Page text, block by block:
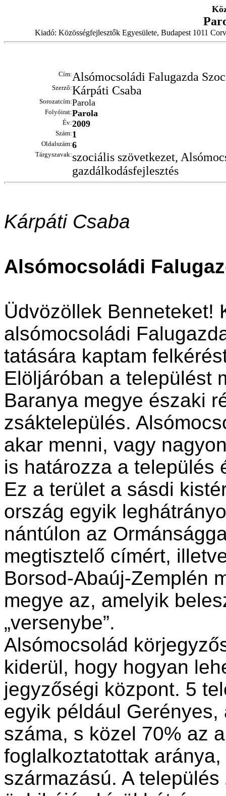
Kiadó: Közösségfejlesztők Egyesülete, Budapest 1011
Cím: Alsómocsoládi Falugazda
Szerző:Kárpáti Csaba
Sorozatcím:Parola
Folyóirat:Parola
Év:2009
Szám:1
Oldalszám:6
Tárgyszavak:szociális szövetkezet,
gazdálkodásfejlesztés
Kárpáti Csaba
Alsómocsoládi
Üdvözöllek Benneteket!
alsómocsoládi
tatására kaptam
Elöljáróban a települést
Baranya megye északi
zsáktelepülés.
akar menni, vagy
is határozza a település
Ez a terület a sásdi
ország egyik
nántúlon az
megtisztelő címért,
Borsod-Abaúj-Zemplén
megye az, amelyik
„versenybe”.
Alsómocsolád
kiderül, hogy hogyan
jegyzőségi központ. 5
egyik például
száma, s közel 70% az
foglalkoztatottak
származású. A